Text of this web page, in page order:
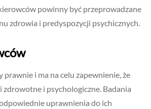
powinny być przeprowadzane
zdrowia i predyspozycji psychicznych.
i ma na celu zapewnienie, że
i psychologiczne. Badania
uprawnienia do ich